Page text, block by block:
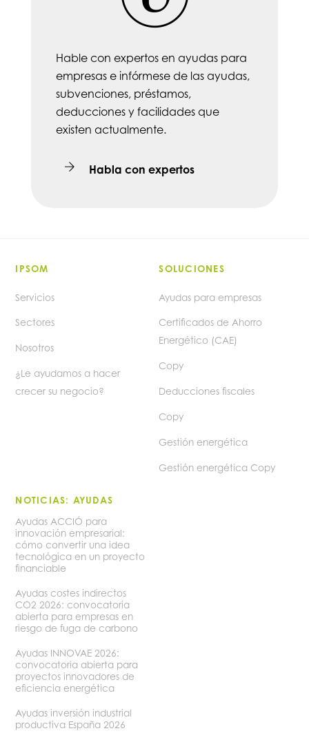
Hable con expertos en ayudas para
empresas e infórmese de las ayudas,
subvenciones, préstamos,
deducciones y facilidades que
existen actualmente.
Habla con expertos
IPSOM
Servicios
Sectores
Nosotros
¿Le ayudamos a hacer
crecer su negocio?
SOLUCIONES
Ayudas para empresas
Certificados de Ahorro
Energético (CAE)
Copy
Deducciones fiscales
Copy
Gestión energética
Gestión energética Copy
NOTICIAS: AYUDAS
Ayudas ACCIÓ para
innovación empresarial:
cómo convertir una idea
tecnológica en un proyecto
financiable
Ayudas costes indirectos
CO2 2026: convocatoria
abierta para empresas en
riesgo de fuga de carbono
Ayudas INNOVAE 2026:
convocatoria abierta para
proyectos innovadores de
eficiencia energética
Ayudas inversión industrial
productiva España 2026